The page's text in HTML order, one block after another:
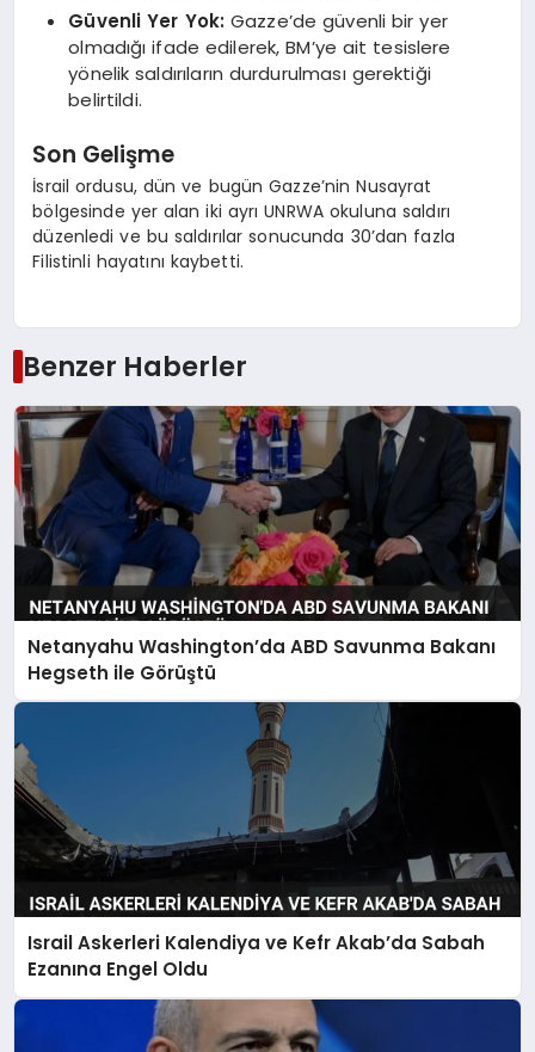
Güvenli Yer Yok: Gazze’de güvenli bir yer
olmadığı ifade edilerek, BM’ye ait tesislere
yönelik saldırıların durdurulması gerektiği
belirtildi.
Son Gelişme
İsrail ordusu, dün ve bugün Gazze’nin Nusayrat
bölgesinde yer alan iki ayrı UNRWA okuluna saldırı
düzenledi ve bu saldırılar sonucunda 30’dan fazla
Filistinli hayatını kaybetti.
Benzer Haberler
Netanyahu Washington’da ABD Savunma Bakanı
Hegseth ile Görüştü
Israil Askerleri Kalendiya ve Kefr Akab’da Sabah
Ezanına Engel Oldu